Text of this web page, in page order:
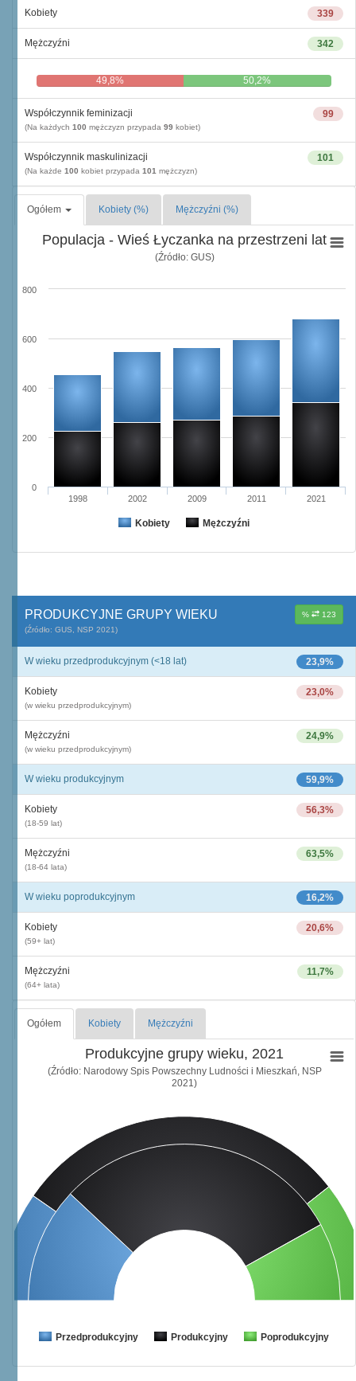
339
Kobiety
342
Mężczyźni
49,8% 50,2%
99
Współczynnik feminizacji
(Na każdych 100 mężczyzn przypada 99 kobiet)
101
Współczynnik maskulinizacji
(Na każde 100 kobiet przypada 101 mężczyzn)
Ogółem Kobiety (%) Mężczyźni (%)
Populacja - Wieś Łyczanka na przestrzeni lat
(Źródło: GUS)
Kobiety Mężczyźni
1998 2002 2009 2011 2021
0
200
400
600
800
% 123
PRODUKCYJNE GRUPY WIEKU
(Źródło: GUS, NSP 2021)
23,9%
W wieku przedprodukcyjnym (<18 lat)
23,0%
Kobiety
(w wieku przedprodukcyjnym)
24,9%
Mężczyźni
(w wieku przedprodukcyjnym)
59,9%
W wieku produkcyjnym
56,3%
Kobiety
(18-59 lat)
63,5%
Mężczyźni
(18-64 lata)
16,2%
W wieku poprodukcyjnym
20,6%
Kobiety
(59+ lat)
11,7%
Mężczyźni
(64+ lata)
Ogółem Kobiety Mężczyźni
Produkcyjne grupy wieku, 2021
(Źródło: Narodowy Spis Powszechny Ludności i Mieszkań, NSP
2021)
Przedprodukcyjny Produkcyjny Poprodukcyjny